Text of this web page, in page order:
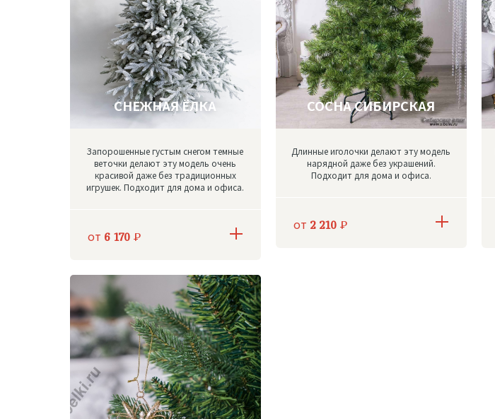
СНЕЖНАЯ ЁЛКА
Запорошенные густым снегом темные
веточки делают эту модель очень
красивой даже без традиционных
игрушек. Подходит для дома и офиса.
от 6 170 Р
СОСНА СИБИРСКАЯ
Длинные иголочки делают эту модель
нарядной даже без украшений.
Подходит для дома и офиса.
от 2 210 Р